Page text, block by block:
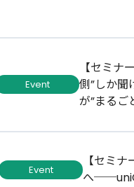
Event
【セミ
側”しか
が”まるご
Event
【セミ
へ